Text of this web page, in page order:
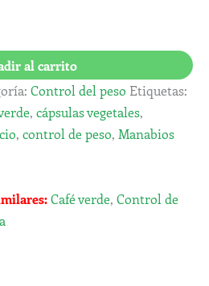
al carrito
Control del peso Etiquetas:
, cápsulas vegetales,
, control de peso, Manabios
Café verde, Control de